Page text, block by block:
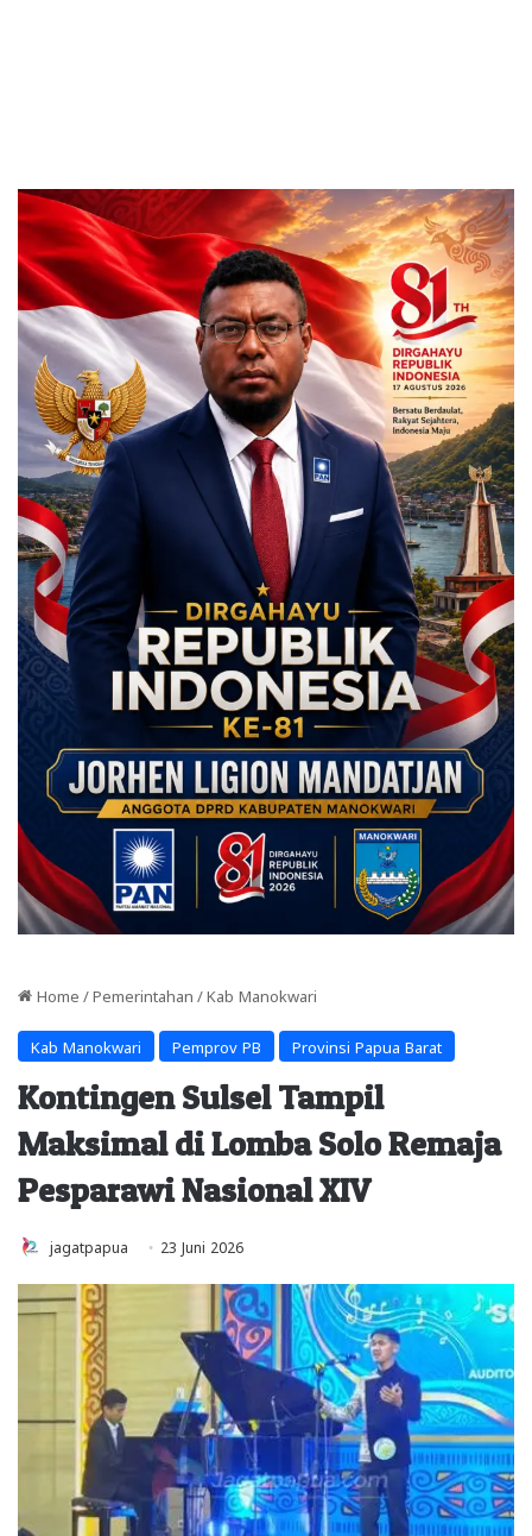
Home / Pemerintahan / Kab Manokwari
Kab Manokwari Pemprov PB Provinsi Papua Barat
Kontingen Sulsel Tampil
Maksimal di Lomba Solo Remaja
Pesparawi Nasional XIV
jagatpapua 23 Juni 2026